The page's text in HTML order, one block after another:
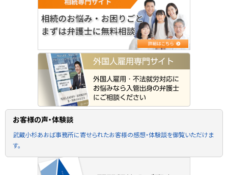
お客様の声・体験談
武蔵小杉あおば事務所に寄せられたお客様の感想・体験談を御覧いただけま
す。